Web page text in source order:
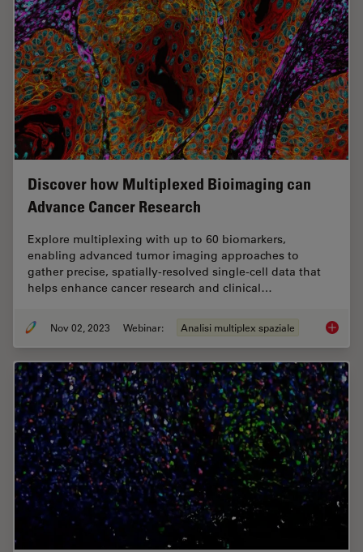
Discover how Multiplexed Bioimaging can
Advance Cancer Research
Explore multiplexing with up to 60 biomarkers,
enabling advanced tumor imaging approaches to
gather precise, spatially-resolved single-cell data that
helps enhance cancer research and clinical…
Nov 02, 2023 Webinar: Analisi multiplex spaziale